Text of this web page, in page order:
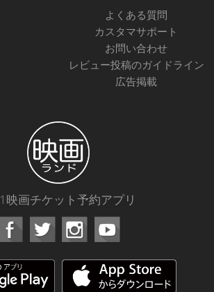
よくある質問
カスタマサポート
お問い合わせ
レビュー投稿のガイドライン
広告掲載
映画チケット予約アプリ
Facebook Instagram